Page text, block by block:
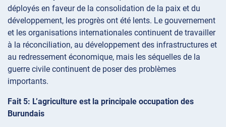
déployés en faveur de la consolidation de la paix et du
développement, les progrès ont été lents. Le gouvernement
et les organisations internationales continuent de travailler
à la réconciliation, au développement des infrastructures et
au redressement économique, mais les séquelles de la
guerre civile continuent de poser des problèmes
importants.
Fait 5: L’agriculture est la principale occupation des
Burundais